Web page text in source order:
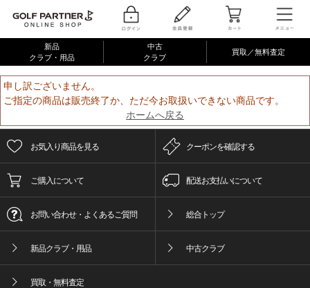
新品
クラブ・用品
中古
クラブ
買取／無料査定
申し訳ございません。
ご指定の商品は販売終了か、ただ今お取扱いできない商品です。
ホームへ戻る
お気入り商品を見る クーポンを確認する
ご購入について 配送お支払いについて
お問い合わせ・よくあるご質問 総合トップ
新品クラブ・用品 中古クラブ
買取・無料査定